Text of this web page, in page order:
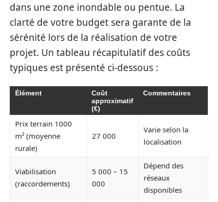
dans une zone inondable ou pentue. La
clarté de votre budget sera garante de la
sérénité lors de la réalisation de votre
projet. Un tableau récapitulatif des coûts
typiques est présenté ci-dessous :
Élément
Coût
approximatif
(€)
Commentaires
Prix terrain 1000
m² (moyenne
rurale)
27 000
Varie selon la
localisation
Viabilisation
(raccordements)
5 000 – 15
000
Dépend des
réseaux
disponibles